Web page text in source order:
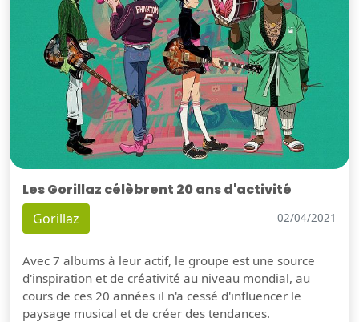
Les Gorillaz célèbrent 20 ans d'activité
Gorillaz 02/04/2021
Avec 7 albums à leur actif, le groupe est une source
d'inspiration et de créativité au niveau mondial, au
cours de ces 20 années il n'a cessé d'influencer le
paysage musical et de créer des tendances.